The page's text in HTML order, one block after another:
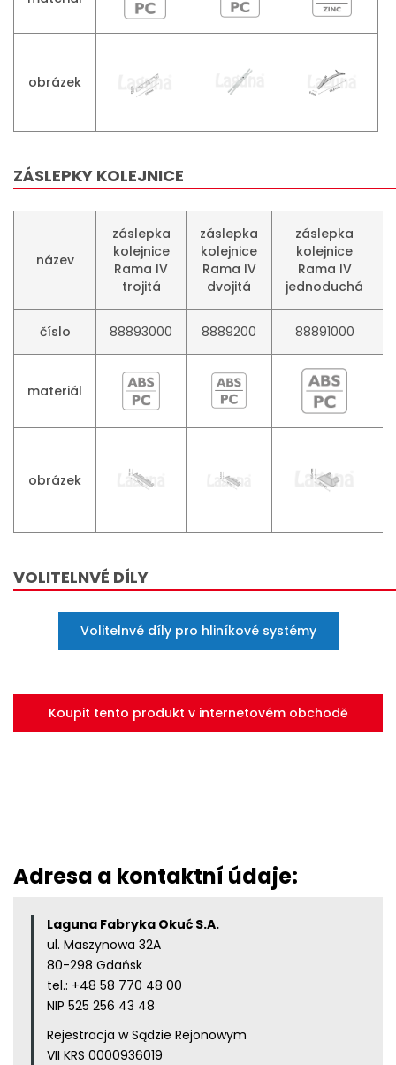
obrázek
ZÁSLEPKY KOLEJNICE
název
záslepka
kolejnice
Rama IV
trojitá
záslepka
kolejnice
Rama IV
dvojitá
záslepka
kolejnice
Rama IV
jednoduchá
číslo 88893000 8889200 88891000
materiál
obrázek
VOLITELNVÉ DÍLY
Volitelnvé díly pro hliníkové systémy
Koupit tento produkt v internetovém obchodě
Adresa a kontaktní údaje:
Laguna Fabryka Okuć S.A.
ul. Maszynowa 32A
80-298 Gdańsk
tel.: +48 58 770 48 00
NIP 525 256 43 48
Rejestracja w Sądzie Rejonowym
VII KRS 0000936019